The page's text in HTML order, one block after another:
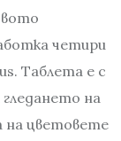
четири
Таблета е с
гледането на
на цветовете